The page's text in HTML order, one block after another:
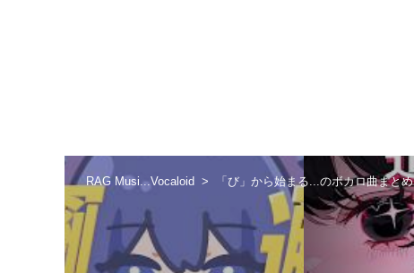
RAG Musi...Vocaloid 「び」から始まる...のボカロ曲まとめ